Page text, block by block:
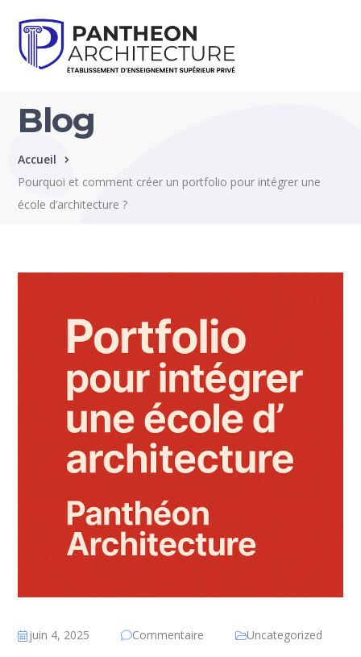
Blog
Accueil
Pourquoi et comment créer un portfolio pour intégrer une
école d’architecture ?
juin 4, 2025 Commentaire Uncategorized